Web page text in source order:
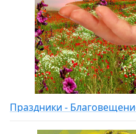
Праздники -